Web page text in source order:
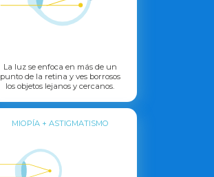
La luz se enfoca en más de un
punto de la retina y ves borrosos
los objetos lejanos y cercanos.
MIOPÍA + ASTIGMATISMO